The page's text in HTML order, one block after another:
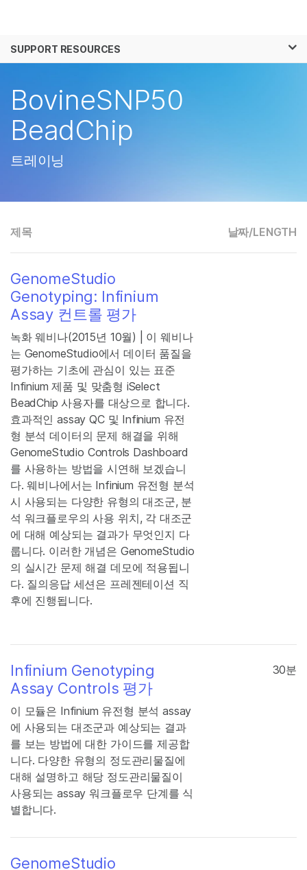
솔루션
회사
지원
SUPPORT RESOURCES
BovineSNP50
BeadChip
트레이닝
제목 날짜/LENGTH
GenomeStudio
Genotyping: Infinium
Assay 컨트롤 평가
녹화 웨비나(2015년 10월) | 이 웨비나
는 GenomeStudio에서 데이터 품질을
평가하는 기초에 관심이 있는 표준
Infinium 제품 및 맞춤형 iSelect
BeadChip 사용자를 대상으로 합니다.
효과적인 assay QC 및 Infinium 유전
형 분석 데이터의 문제 해결을 위해
GenomeStudio Controls Dashboard
를 사용하는 방법을 시연해 보겠습니
다. 웨비나에서는 Infinium 유전형 분석
시 사용되는 다양한 유형의 대조군, 분
석 워크플로우의 사용 위치, 각 대조군
에 대해 예상되는 결과가 무엇인지 다
룹니다. 이러한 개념은 GenomeStudio
의 실시간 문제 해결 데모에 적용됩니
다. 질의응답 세션은 프레젠테이션 직
후에 진행됩니다.
Infinium Genotyping
Assay Controls 평가
이 모듈은 Infinium 유전형 분석 assay
에 사용되는 대조군과 예상되는 결과
를 보는 방법에 대한 가이드를 제공합
니다. 다양한 유형의 정도관리물질에
대해 설명하고 해당 정도관리물질이
사용되는 assay 워크플로우 단계를 식
별합니다.
30분
GenomeStudio
보다 관련성이 높은 콘텐츠를 확인하실 수 있
습니다. 주요 관심 분야를 선택해 주세요:
암 연구
미생물학 연구
농업유전체학 연구
복합 질환 연구
임상 종양학 연구
생식 보건 연구